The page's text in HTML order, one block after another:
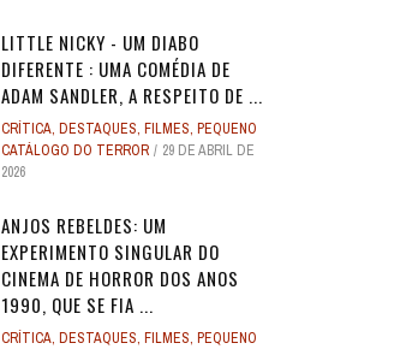
LITTLE NICKY - UM DIABO
DIFERENTE : UMA COMÉDIA DE
ADAM SANDLER, A RESPEITO DE ...
CRÍTICA, DESTAQUES, FILMES, PEQUENO
CATÁLOGO DO TERROR
29 DE ABRIL DE
2026
ANJOS REBELDES: UM
EXPERIMENTO SINGULAR DO
CINEMA DE HORROR DOS ANOS
1990, QUE SE FIA ...
CRÍTICA, DESTAQUES, FILMES, PEQUENO